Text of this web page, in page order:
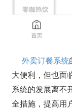
外卖订餐系统
大便利，但也面
系统的发展离不
全措施，提高用